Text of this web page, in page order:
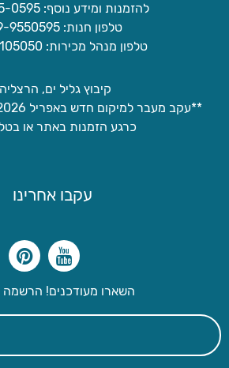
להזמנות ומידע נוסף: 09-955-0595
טלפון חנות: 09-9550595
טלפון מנהל מכירות: 052-6105050
קיבוץ גליל ים, הרצליה
**עקב מעבר למיקום חדש באפריל 2026 – אין קבלת קהל.
כרגע הזמנות באתר או
עקבו אחרינו
השארו מעודכנים! הרשמה